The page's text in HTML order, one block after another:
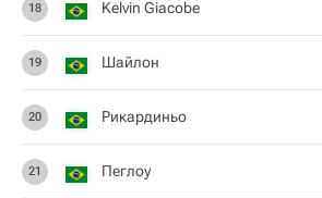
18 Kelvin Giacobe
19 Шайлон
20 Рикардиньо
21 Пеглоу